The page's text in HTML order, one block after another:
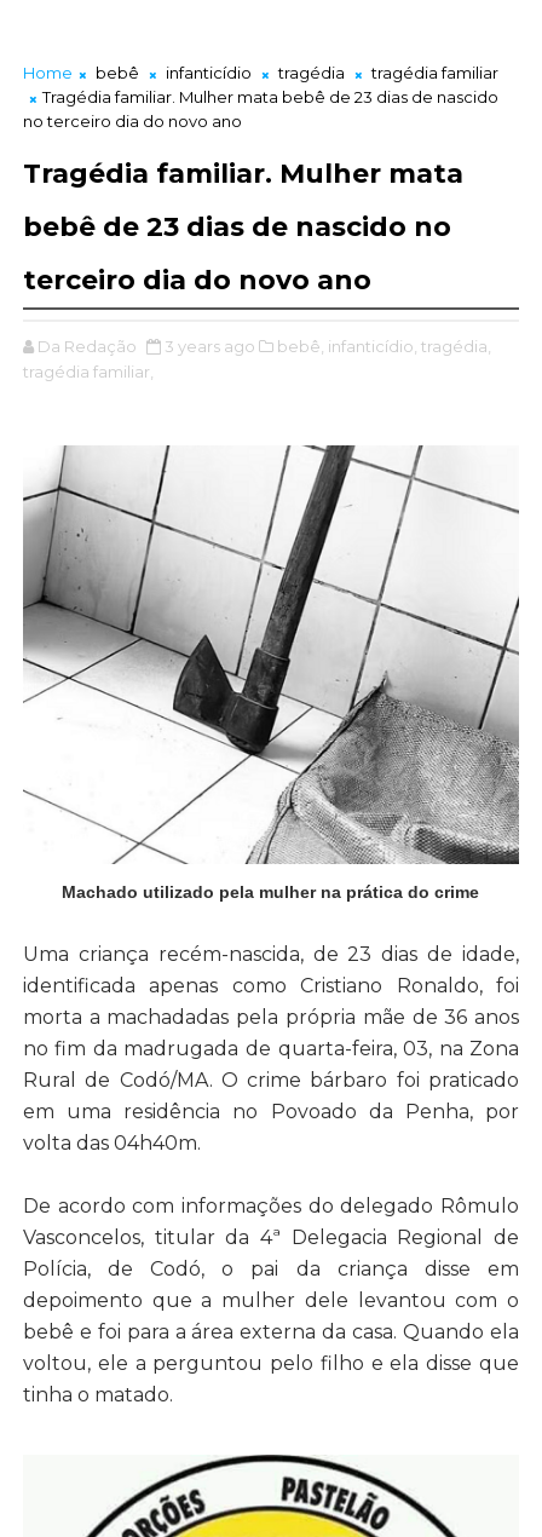
Home bebê infanticídio tragédia
tragédia familiar
Tragédia familiar. Mulher mata bebê de 23 dias de nascido
no terceiro dia do novo ano
Tragédia familiar. Mulher mata
bebê de 23 dias de nascido no
terceiro dia do novo ano
Da Redação 3 years ago bebê, infanticídio, tragédia,
tragédia familiar,
Machado utilizado pela mulher na prática do crime
Uma criança recém-nascida, de 23 dias de idade,
identificada apenas como Cristiano Ronaldo, foi
morta a machadadas pela própria mãe de 36 anos
no fim da madrugada de quarta-feira, 03, na Zona
Rural de Codó/MA. O crime bárbaro foi praticado
em uma residência no Povoado da Penha, por
volta das 04h40m.
De acordo com informações do delegado Rômulo
Vasconcelos, titular da 4ª Delegacia Regional de
Polícia, de Codó, o pai da criança disse em
depoimento que a mulher dele levantou com o
bebê e foi para a área externa da casa. Quando ela
voltou, ele a perguntou pelo filho e ela disse que
tinha o matado.